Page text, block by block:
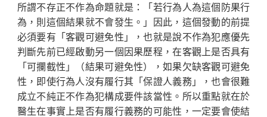
所謂不存正不作為命題就是：「若行為人為這個防果行
為，則這個結果就不會發生。」因此，這個發動的前提
必須要有「客觀可避免性」，也就是說不作為犯應優先
判斷先前已經啟動另一個因果歷程，在客觀上是否具有
「可攔截性」（結果可避免性），如果欠缺客觀可避免
性，即使行為人沒有履行其「保證人義務」，也會很難
成立不純正不作為犯構成要件該當性。所以重點就在於
醫生在事實上是否有履行義務的可能性，一定要會使結